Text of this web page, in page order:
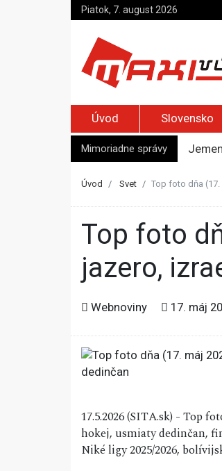
Piatok, 7. august 2026
Úvod Slovensko
Mimoriadne správy
Irán
Úvod Svet Top foto dňa
Top foto dňa (17. máj 2026): Veterná turbína, krokodílie
jazero,
Webnoviny 17. máj
17.5.2026 (SITA.sk) - Top
hokej, usmiaty dedinčan,
Niké ligy 2025/2026,